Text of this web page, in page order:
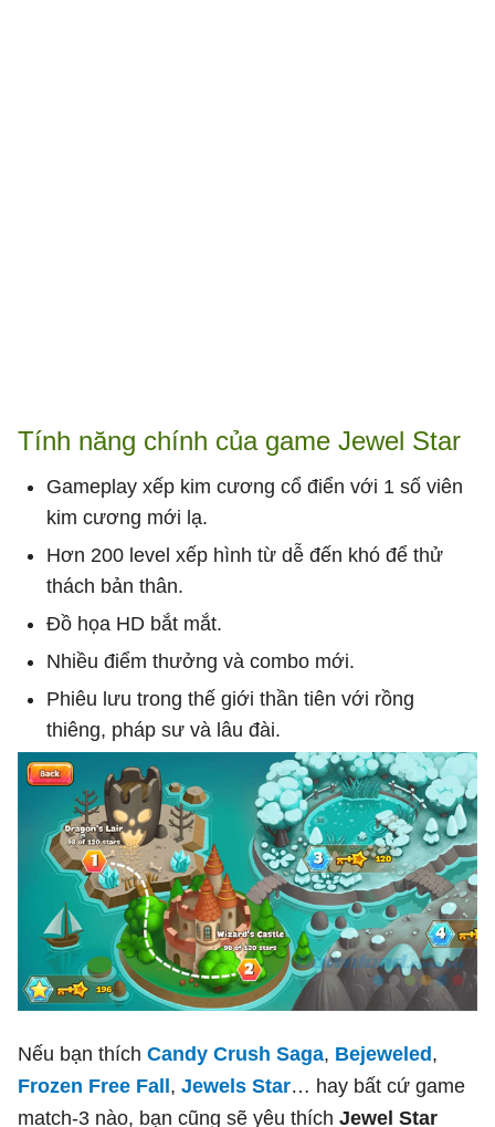
Tính năng chính của game Jewel Star
Gameplay xếp kim cương cổ điển với 1 số viên
kim cương mới lạ.
Hơn 200 level xếp hình từ dễ đến khó để thử
thách bản thân.
Đồ họa HD bắt mắt.
Nhiều điểm thưởng và combo mới.
Phiêu lưu trong thế giới thần tiên với rồng
thiêng, pháp sư và lâu đài.
Nếu bạn thích Candy Crush Saga, Bejeweled,
Frozen Free Fall, Jewels Star… hay bất cứ game
match-3 nào, bạn cũng sẽ yêu thích Jewel Star